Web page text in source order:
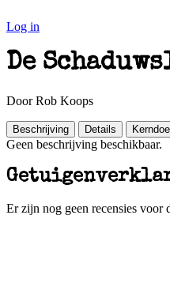
Log in
De
Door Rob Koops
Beschrijving Details
Geen beschrijving beschikbaar.
Er zijn nog geen recensies voor